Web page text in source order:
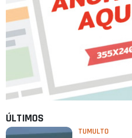
ÚLTIMOS
TUMULTO